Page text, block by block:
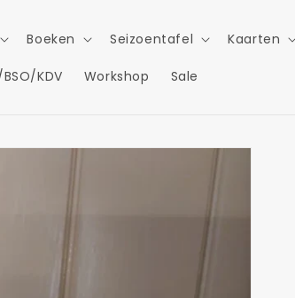
Boeken Seizoentafel Kaarten
KDV Workshop Sale